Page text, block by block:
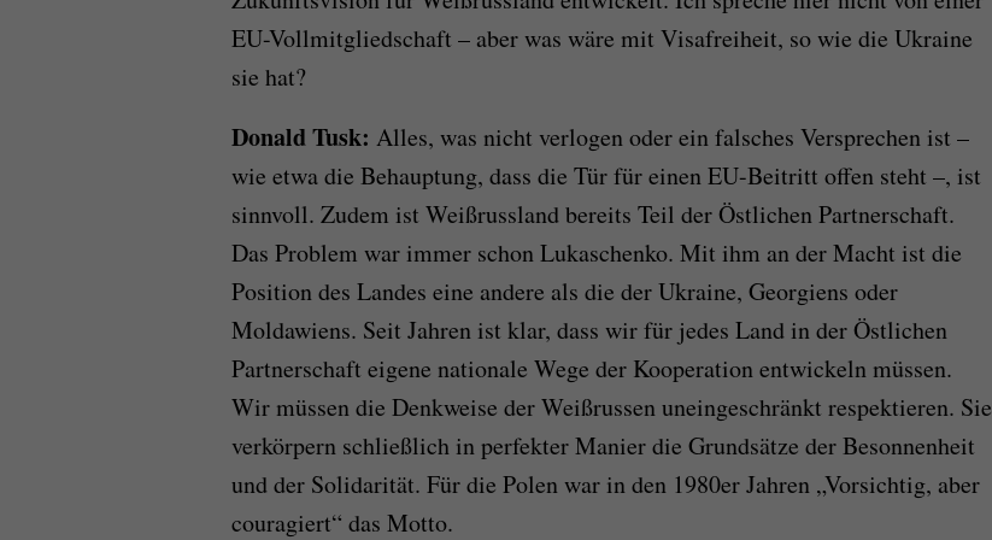
EU-Vollmitgliedschaft – aber was wäre mit Visafreiheit, so wie die Ukraine
sie hat?
Donald Tusk: Alles, was nicht verlogen oder ein falsches Versprechen ist –
wie etwa die Behauptung, dass die Tür für einen EU-Beitritt offen steht –, ist
sinnvoll. Zudem ist Weißrussland bereits Teil der Östlichen Partnerschaft.
Das Problem war immer schon Lukaschenko. Mit ihm an der Macht ist die
Position des Landes eine andere als die der Ukraine, Georgiens oder
Moldawiens. Seit Jahren ist klar, dass wir für jedes Land in der Östlichen
Partnerschaft eigene nationale Wege der Kooperation entwickeln müssen.
Wir müssen die Denkweise der Weißrussen uneingeschränkt respektieren. Sie
verkörpern schließlich in perfekter Manier die Grundsätze der Besonnenheit
und der Solidarität. Für die Polen war in den 1980er Jahren „Vorsichtig, aber
couragiert“ das Motto.